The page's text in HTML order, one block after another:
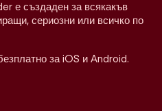
е създаден за всякакъв
сериозни или всичко по
за iOS и Android.